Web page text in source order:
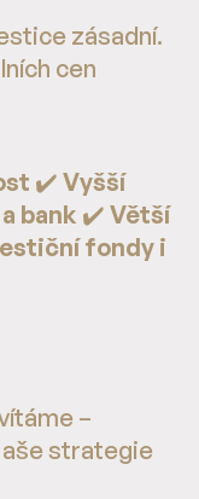
zásadní.
cen
✔️ Vyšší
bank ✔️ Větší
fondy i
–
strategie